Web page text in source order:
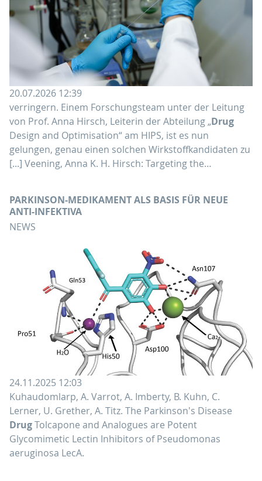
20.07.2026 12:39
verringern. Einem Forschungsteam unter der Leitung
von Prof. Anna Hirsch, Leiterin der Abteilung „Drug
Design and Optimisation“ am HIPS, ist es nun
gelungen, genau einen solchen Wirkstoffkandidaten zu
[...] Veening, Anna K. H. Hirsch: Targeting the…
PARKINSON-MEDIKAMENT ALS BASIS FÜR NEUE
ANTI-INFEKTIVA
NEWS
24.11.2025 12:03
Kuhaudomlarp, A. Varrot, A. Imberty, B. Kuhn, C.
Lerner, U. Grether, A. Titz. The Parkinson's Disease
DrugTolcapone and Analogues are Potent
Glycomimetic Lectin Inhibitors of Pseudomonas
aeruginosa LecA.